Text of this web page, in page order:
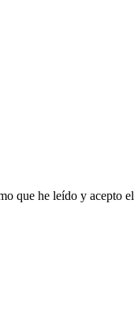
que he leído y acepto el